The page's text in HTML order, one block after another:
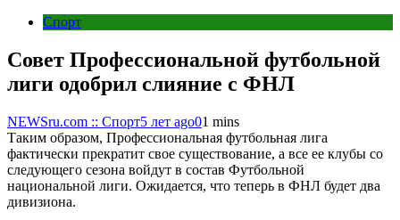
Спорт
Совет Профессиональной футбольной
лиги одобрил слияние с ФНЛ
NEWSru.com :: Спорт5 лет ago01 mins
Таким образом, Профессиональная футбольная лига
фактически прекратит свое существование, а все ее клубы со
следующего сезона войдут в состав Футбольной
национальной лиги. Ожидается, что теперь в ФНЛ будет два
дивизиона.